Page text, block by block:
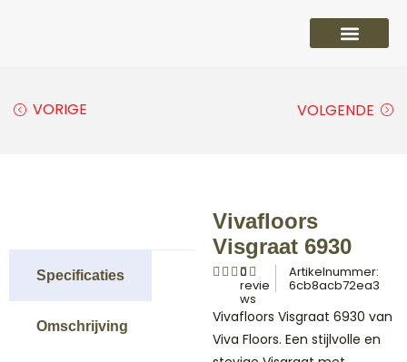
VORIGE VOLGENDE
Specificaties
Omschrijving
Vivafloors
Visgraat 6930
0
revie
ws
Artikelnummer:
6cb8acb72ea3
Vivafloors Visgraat 6930 van
Viva Floors. Een stijlvolle en